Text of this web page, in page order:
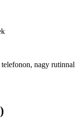
telefonon, nagy rutinnal